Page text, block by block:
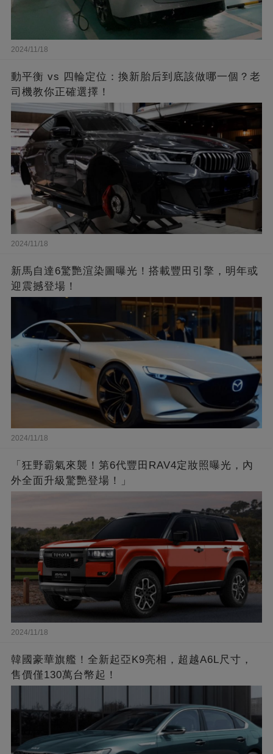
2024/11/18
動平衡 vs 四輪定位：換新胎后到底該做哪一個？老
司機教你正確選擇！
2024/11/18
新馬自達6驚艷渲染圖曝光！搭載豐田引擎，明年或
迎震撼登場！
2024/11/18
「狂野霸氣來襲！第6代豐田RAV4定妝照曝光，內
外全面升級驚艷登場！」
2024/11/18
韓國豪華旗艦！全新起亞K9亮相，超越A6L尺寸，
售價僅130萬台幣起！